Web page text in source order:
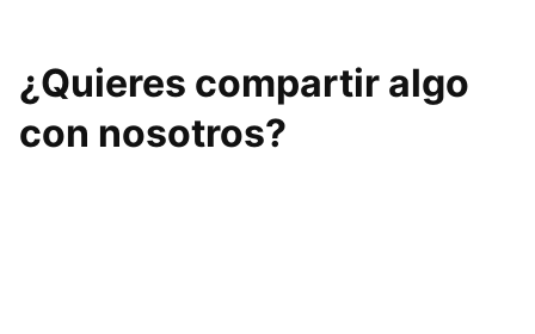
¿Quieres compartir algo
con nosotros?